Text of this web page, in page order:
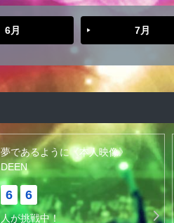
6月 7月
夢であるように《本人映像》
DEEN
6 6
人が挑戦中！